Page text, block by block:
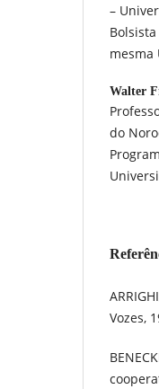
–
mesma
Walter
do
Vozes,